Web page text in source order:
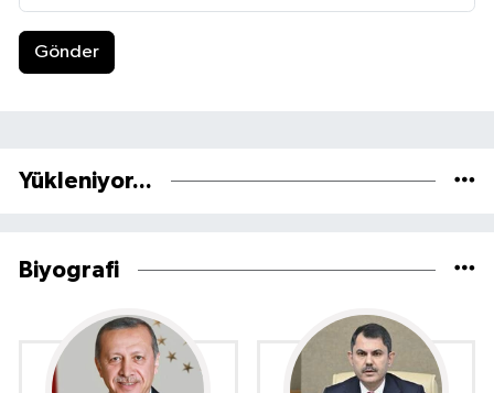
Gönder
Yükleniyor...
Biyografi